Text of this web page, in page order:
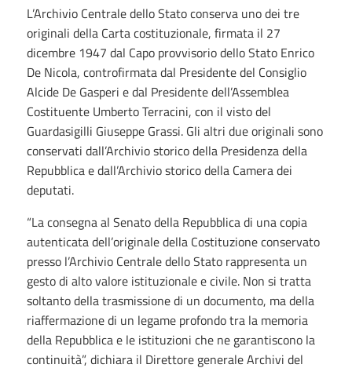
L’Archivio Centrale dello Stato conserva uno dei tre
originali della Carta costituzionale, firmata il 27
dicembre 1947 dal Capo provvisorio dello Stato Enrico
De Nicola, controfirmata dal Presidente del Consiglio
Alcide De Gasperi e dal Presidente dell’Assemblea
Costituente Umberto Terracini, con il visto del
Guardasigilli Giuseppe Grassi. Gli altri due originali sono
conservati dall’Archivio storico della Presidenza della
Repubblica e dall’Archivio storico della Camera dei
deputati.
“La consegna al Senato della Repubblica di una copia
autenticata dell’originale della Costituzione conservato
presso l’Archivio Centrale dello Stato rappresenta un
gesto di alto valore istituzionale e civile. Non si tratta
soltanto della trasmissione di un documento, ma della
riaffermazione di un legame profondo tra la memoria
della Repubblica e le istituzioni che ne garantiscono la
continuità”, dichiara il Direttore generale Archivi del